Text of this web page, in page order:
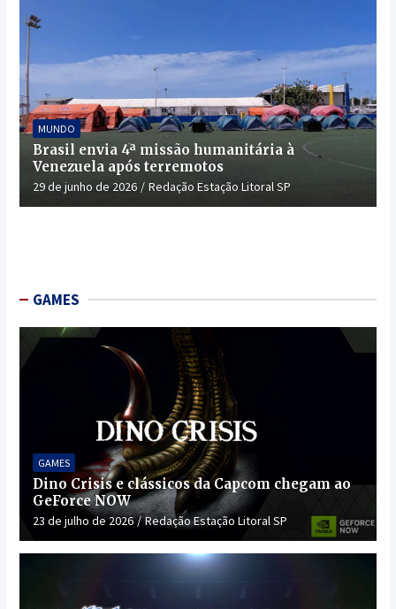
MUNDO
Brasil envia 4ª missão humanitária à
Venezuela após terremotos
29 de junho de 2026 Redação Estação Litoral SP
GAMES
GAMES
Dino Crisis e clássicos da Capcom chegam ao
GeForce NOW
23 de julho de 2026 Redação Estação Litoral SP